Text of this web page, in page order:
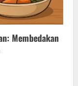
Membedakan